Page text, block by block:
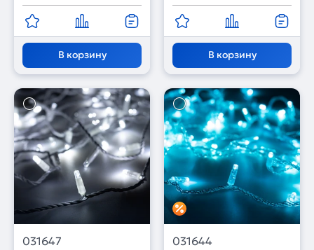
В корзину В корзину
031647 031644